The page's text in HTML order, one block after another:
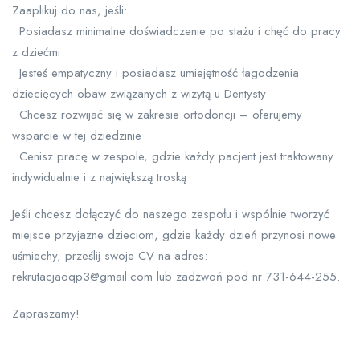
Zaaplikuj do nas, jeśli:
• Posiadasz minimalne doświadczenie po stażu i chęć do pracy
z dziećmi
• Jesteś empatyczny i posiadasz umiejętność łagodzenia
dziecięcych obaw związanych z wizytą u Dentysty
• Chcesz rozwijać się w zakresie ortodoncji – oferujemy
wsparcie w tej dziedzinie
• Cenisz pracę w zespole, gdzie każdy pacjent jest traktowany
indywidualnie i z największą troską
Jeśli chcesz dołączyć do naszego zespołu i wspólnie tworzyć
miejsce przyjazne dzieciom, gdzie każdy dzień przynosi nowe
uśmiechy, prześlij swoje CV na adres:
rekrutacjaoqp3@gmail.com lub zadzwoń pod nr 731-644-255.
Zapraszamy!